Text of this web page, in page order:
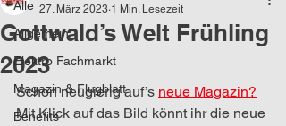
Alle
Allgemein
Elektro Fachmarkt
Magazin & Flugblatt
Benefits
Gottwald’s Welt Frühling
2023
27. März 2023 1 Min. Lesezeit
Schon neugierig auf’s neue Magazin?
Mit Klick auf das Bild könnt ihr die neue